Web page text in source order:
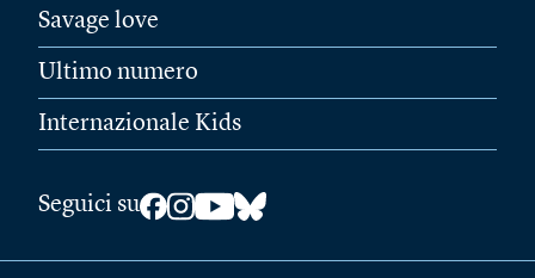
Savage love
Ultimo numero
Internazionale Kids
Seguici su